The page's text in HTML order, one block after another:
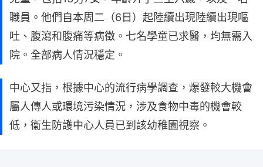
職員。他們自本周二（6日）起陸續出現陸續出現嘔
吐、腹瀉和腹痛等病徵。七名學童已求醫，均無需入
院。全部病人情況穩定。
中心又指，根據中心的流行病學調查，爆發較大機會
屬人傳人或環境污染情況，涉及食物中毒的機會較
低，衞生防護中心人員已到該幼稚園視察。